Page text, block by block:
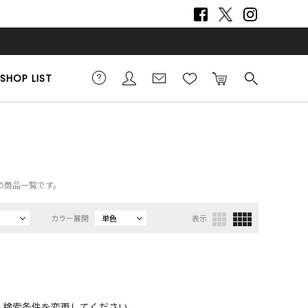
SHOP LIST
品一覧です。
カラー展開 単色 表示